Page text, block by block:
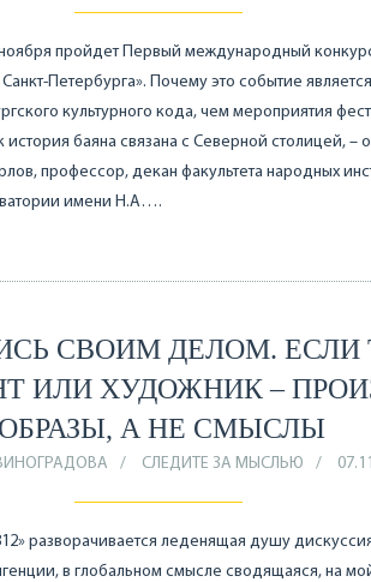
пройдет Первый международный
Петербурга». Почему это событие
культурного кода, чем мероприятия
история баяна связана с Северной столицей, –
профессор, декан факультета народных
имени Н.А….
СВОИМ ДЕЛОМ. ЕСЛИ
ИЛИ ХУДОЖНИК –
ОБРАЗЫ, А НЕ СМЫСЛЫ
СЛЕДИТЕ ЗА МЫСЛЬЮ
разворачивается леденящая душу
в глобальном смысле сводящаяся, на